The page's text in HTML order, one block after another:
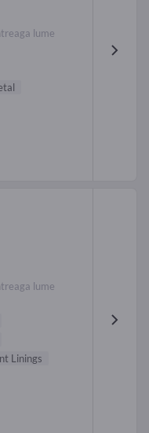
lume
lume
Linings